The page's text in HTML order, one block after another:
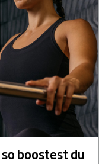
boostest du